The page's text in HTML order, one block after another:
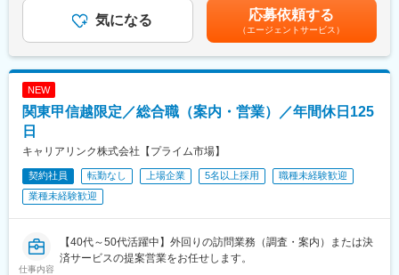
得企業)/育児休暇からの復帰率92％
・クライアントとなる完成車メーカーへの図面提出に伴うチェッ
・エアバック用 基布の図面化とインドへの業務指導
・関連するデータ処理、まとめ
【経営の安定】自己資本比率64.6％で経営安定(※通常40％以上で
健全)／さらに売上・経常利益ともに年々増加傾向／株式上場後は
ていません。
【エンジニアとしてのキャリアアップ】取引社数700社以上であ
り、上流工程にも携われます。様々のな大手企業の最先端プロジ
ェクトに携わることができるので、製品・分野の垣根を越えて、
知識や経験を重ねることができます。
【幅広いキャリアプラン】エンジニアサポートシステム(ESS)が確
立しており、専任のキャリア担当や先輩と現状・未来の話ができ
ます。継続的な研修・支援制度があるので自分のキャリアにあっ
円（28歳、役職なし、経験4年）、6,200,000円（33歳、マネージ
ャー補佐、経験8年）、7,000,000円（37歳、マネージャー、入社
12年）賃金はあくまでも目安の金額であり、選考を通じて上下す
る可能性があります。月給(月額)は固定手当を含めた表記です。
気になる 応募依頼する
（エージェントサービス）
NEW
関東甲信越限定／総合職（案内・営業）／年間休日125
日
キャリアリンク株式会社【プライム市場】
契約社員 転勤なし 上場企業 5名以上採用
職種未経験歓迎
業種未経験歓迎
仕事内容
【40代～50代活躍中】外回りの訪問業務（調査・案内）または決
済サービスの提案営業をお任せします。